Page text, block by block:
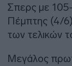
Σπερς με
Πέμπτης (4/
των τελικών
Μεγάλος